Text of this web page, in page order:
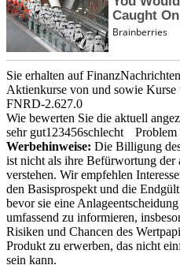
Sie erhalten auf
Aktienkurse von und sowie Kurse
FNRD-2.627.0
Wie bewerten Sie die aktuell
sehr gut1 23456schlecht
Problem
Werbehinweise: Die Billigung
ist nicht als ihre Befürwortung der
verstehen. Wir empfehlen
den Basisprospekt und die
bevor sie eine
umfassend zu informieren,
Risiken und Chancen des
Produkt zu erwerben, das nicht
sein kann.